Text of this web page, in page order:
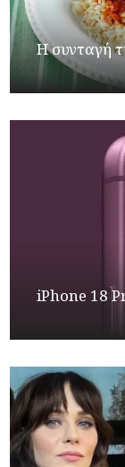
Η συνταγή
iPhone 18